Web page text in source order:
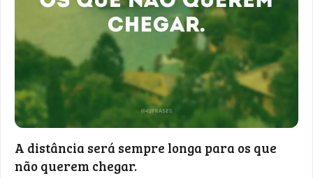
A distância será sempre longa para os que
não querem chegar.